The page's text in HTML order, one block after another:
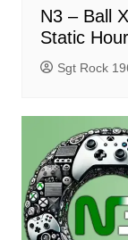
N3 – Ball
Static
Sgt Rock